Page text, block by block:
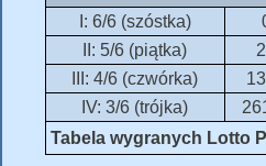
I: 6/6 (szóstka)
II: 5/6 (piątka)
III: 4/6 (czwórka)
IV: 3/6 (trójka)
Tabela wygranych Lotto